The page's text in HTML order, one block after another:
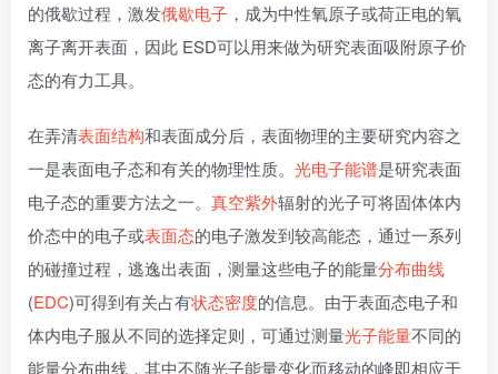
的俄歇过程，激发俄歇电子 ，成为中性氧原子或荷正电的氧
离子离开表面，因此 ESD可以用来做为研究表面吸附原子价
态的有力工具。
在弄清表面结构和表面成分后，表面物理的主要研究内容之
一是表面电子态和有关的物理性质。 光电子能谱是研究表面
电子态的重要方法之一。 真空紫外辐射的光子可将固体体内
价态中的电子或表面态的电子激发到较高能态，通过一系列
的碰撞过程，逃逸出表面，测量这些电子的能量分布曲线
(EDC)可得到有关占有状态密度的信息。由于表面态电子和
体内电子服从不同的选择定则，可通过测量光子能量不同的
能量分布曲线，其中不随光子能量变化而移动的峰即相应于